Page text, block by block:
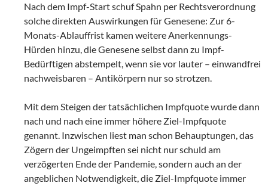
Nach dem Impf-Start schuf Spahn per Rechtsverordnung
solche direkten Auswirkungen für Genesene: Zur 6-
Monats-Ablauffrist kamen weitere Anerkennungs-
Hürden hinzu, die Genesene selbst dann zu Impf-
Bedürftigen abstempelt, wenn sie vor lauter – einwandfrei
nachweisbaren – Antikörpern nur so strotzen.
Mit dem Steigen der tatsächlichen Impfquote wurde dann
nach und nach eine immer höhere Ziel-Impfquote
genannt. Inzwischen liest man schon Behauptungen, das
Zögern der Ungeimpften sei nicht nur schuld am
verzögerten Ende der Pandemie, sondern auch an der
angeblichen Notwendigkeit, die Ziel-Impfquote immer